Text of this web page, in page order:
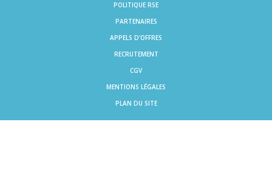
POLITIQUE RSE
PARTENAIRES
APPELS D'OFFRES
RECRUTEMENT
CGV
MENTIONS LÉGALES
PLAN DU SITE